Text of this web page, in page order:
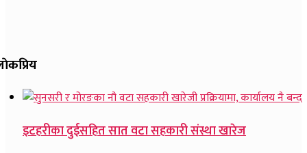
इटहरीका दुईसहित सात वटा सहकारी संस्था खारेज